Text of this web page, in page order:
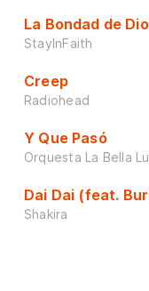
La Bondad de
StayInFaith
Creep
Radiohead
Y Que Pasó
Orquesta La Bella
Dai Dai (feat.
Shakira